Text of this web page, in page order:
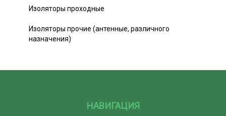
Изоляторы проходные
Изоляторы прочие (антенные, различного
назначения)
НАВИГАЦИЯ